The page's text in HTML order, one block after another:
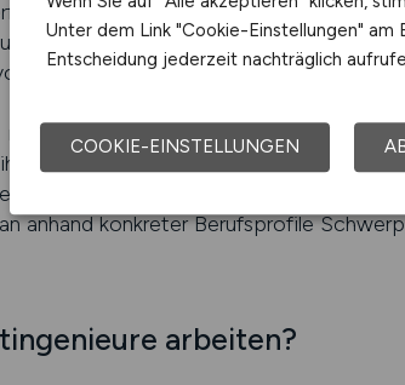
Manche Studien­gänge haben
(NC). Die Höhe des NCs vari­iert
der An­zahl der Bewerber ab.
sowohl tech­nisches Ver­ständnis
wird erwar­tet, ver­schie­dene
zu können. Je nach gewähl­tem
anhand konkre­ter Berufs­profile
arbeiten?
Unter dem Link "Cookie-Einstellungen" am
Entscheidung jederzeit nachträglich
COOKIE-EINSTELLUNGEN